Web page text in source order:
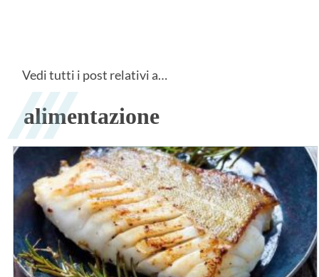
Vedi tutti i post relativi a…
alimentazione